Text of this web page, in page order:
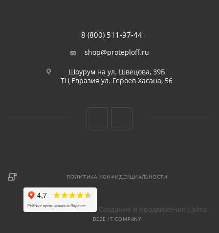
8 (800) 511-97-44
shop@proteploff.ru
Шоурум на ул. Швецова, 39Б
ТЦ Евразия ул. Героев Хасана, 56
ПОЛИТИКА КОНФИДЕНЦИАЛЬНОСТИ
Создание и продвижение сайта -
BEZE IT COMPANY